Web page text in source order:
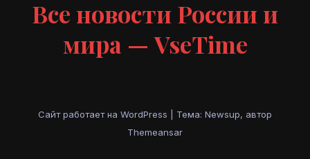
Все новости России и
мира — VseTime
Сайт работает на WordPress
Тема: Newsup, автор
Themeansar